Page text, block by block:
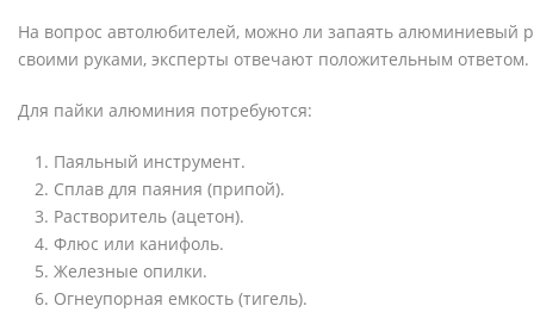
На вопрос автолюбителей, можно ли запаять алюминиевый
своими руками, эксперты отвечают положительным ответом.
Для пайки алюминия потребуются:
Паяльный инструмент.
Сплав для паяния (припой).
Растворитель (ацетон).
Флюс или канифоль.
Железные опилки.
Огнеупорная емкость (тигель).